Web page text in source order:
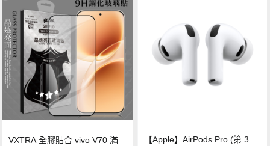
VXTRA 全膠貼合 vivo V70 滿
【Apple】AirPods Pro (第 3